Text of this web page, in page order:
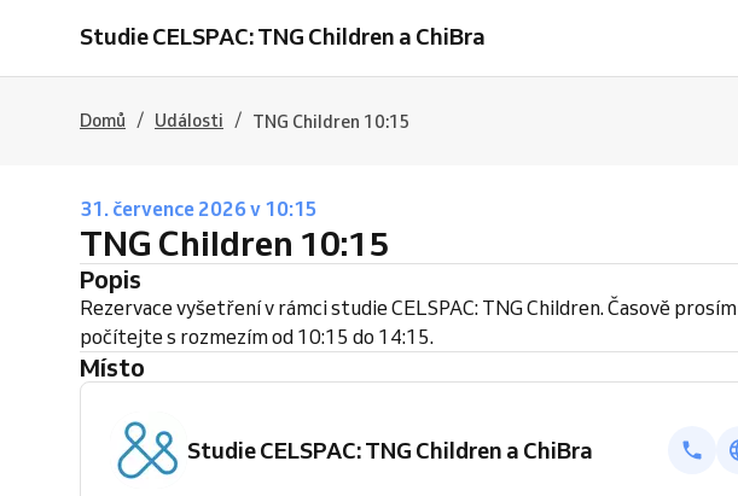
Studie CELSPAC: TNG Children a ChiBra
Domů / Události / TNG Children 10:15
31. července 2026 v 10:15
TNG Children 10:15
Popis
Rezervace vyšetření v rámci studie CELSPAC: TNG Children. Časově prosím
počítejte s rozmezím od 10:15 do 14:15.
Místo
Studie CELSPAC: TNG Children a ChiBra